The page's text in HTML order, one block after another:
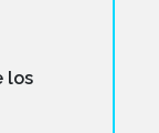
los